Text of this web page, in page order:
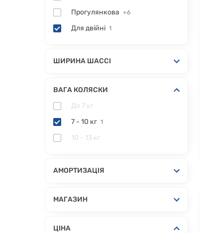
Прогулянкова +6
Для двійні 1
ШИРИНА ШАССІ
ВАГА КОЛЯСКИ
До 7 кг
7 - 10 кг 1
10 - 13 кг
АМОРТИЗАЦІЯ
МАГАЗИН
ЦІНА